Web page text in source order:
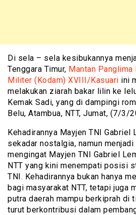
Di sela – sela kesibukannya
Tenggara Timur, Mantan Panglima
Militer (Kodam) XVIII/Kasuari ini
melakukan ziarah bakar lilin ke
Kemak Sadi, yang di dampingi
Belu, Atambua, NTT, Jumat, (7/3/
Kehadirannya Mayjen TNI Gabriel
sekadar nostalgia, namun
mengingat Mayjen TNI Gabriel
NTT yang kini menempati posisi
TNI. Kehadirannya bukan hanya
bagi masyarakat NTT, tetapi juga
putra daerah mampu berkiprah di
turut berkontribusi dalam